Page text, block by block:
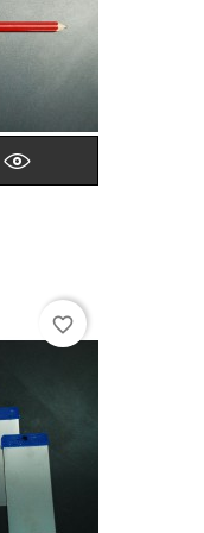
favorite_border